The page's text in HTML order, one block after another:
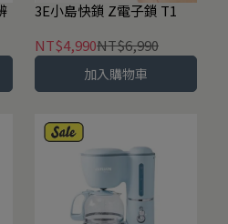
3E小島快鎖 Z電子鎖 T1
NT$4,990NT$6,990
加入購物車